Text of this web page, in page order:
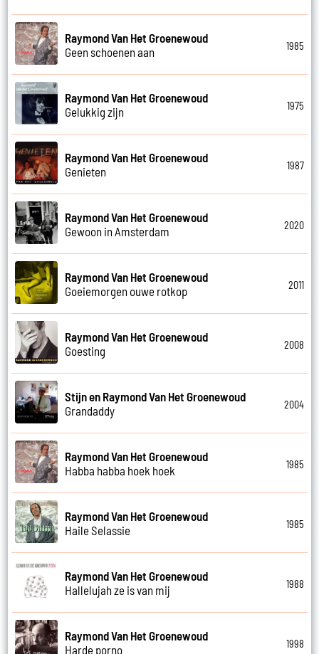
Raymond Van Het Groenewoud
Geen schoenen aan
1985
Raymond Van Het Groenewoud
Gelukkig zijn
1975
Raymond Van Het Groenewoud
Genieten
1987
Raymond Van Het Groenewoud
Gewoon in Amsterdam
2020
Raymond Van Het Groenewoud
Goeiemorgen ouwe rotkop
2011
Raymond Van Het Groenewoud
Goesting
2008
Stijn en Raymond Van Het Groenewoud
Grandaddy
2004
Raymond Van Het Groenewoud
Habba habba hoek hoek
1985
Raymond Van Het Groenewoud
Haile Selassie
1985
Raymond Van Het Groenewoud
Hallelujah ze is van mij
1988
Raymond Van Het Groenewoud
Harde porno
1998